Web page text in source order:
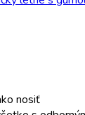
nosiť